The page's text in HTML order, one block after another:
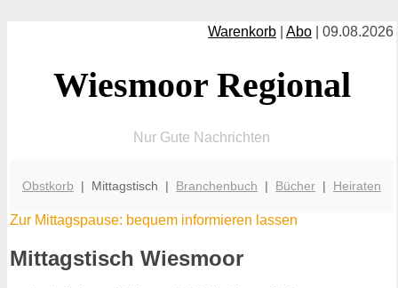
Warenkorb Abo | 09.08.2026
Wiesmoor Regional
Nur Gute Nachrichten
Obstkorb | Mittagstisch | Branchenbuch | Bücher | Heiraten
Zur Mittagspause: bequem informieren lassen
Mittagstisch Wiesmoor